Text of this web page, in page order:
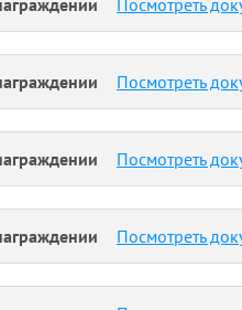
Посмотреть
Посмотреть
Посмотреть
Посмотреть